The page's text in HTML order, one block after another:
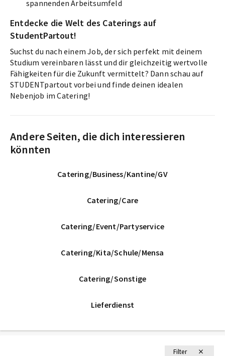
Filter
spannenden Arbeitsumfeld
Entdecke die Welt des Caterings auf
StudentPartout!
Suchst du nach einem Job, der sich perfekt mit deinem
Studium vereinbaren lässt und dir gleichzeitig wertvolle
Fähigkeiten für die Zukunft vermittelt? Dann schau auf
STUDENTpartout vorbei und finde deinen idealen
Nebenjob im Catering!
Andere Seiten, die dich interessieren
könnten
Catering/Business/Kantine/GV
Catering/Care
Catering/Event/Partyservice
Catering/Kita/Schule/Mensa
Catering/Sonstige
Lieferdienst